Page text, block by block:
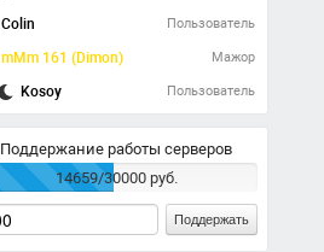
Colin Пользователь
mMm 161 (Dimon) Мажор
Kosoy Пользователь
Поддержание работы серверов
14659/30000 руб.
Поддержать